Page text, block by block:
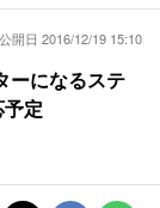
公開日 2016/12/19 15:10
ーになるステ
定